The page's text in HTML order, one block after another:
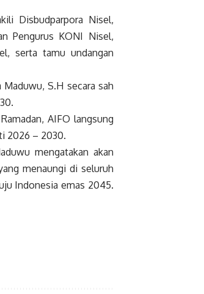
Disbudparpora Nisel,
Pengurus KONI Nisel,
serta tamu undangan
S.H secara sah
AIFO langsung
2026 – 2030.
mengatakan akan
menaungi di seluruh
Indonesia emas 2045.